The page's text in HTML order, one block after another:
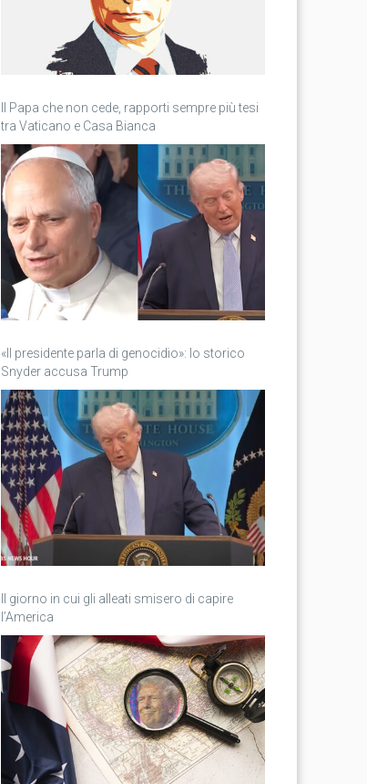
Il Papa che non cede, rapporti sempre più tesi
tra Vaticano e Casa Bianca
«Il presidente parla di genocidio»: lo storico
Snyder accusa Trump
Il giorno in cui gli alleati smisero di capire
l’America